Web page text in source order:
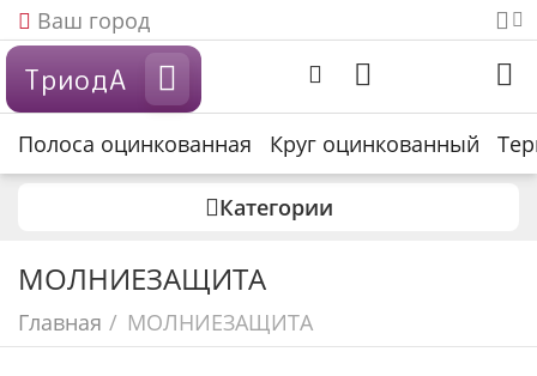
Ваш город
ТриодА
Полоса оцинкованная Круг оцинкованный
Категории
МОЛНИЕЗАЩИТА
Главная / МОЛНИЕЗАЩИТА